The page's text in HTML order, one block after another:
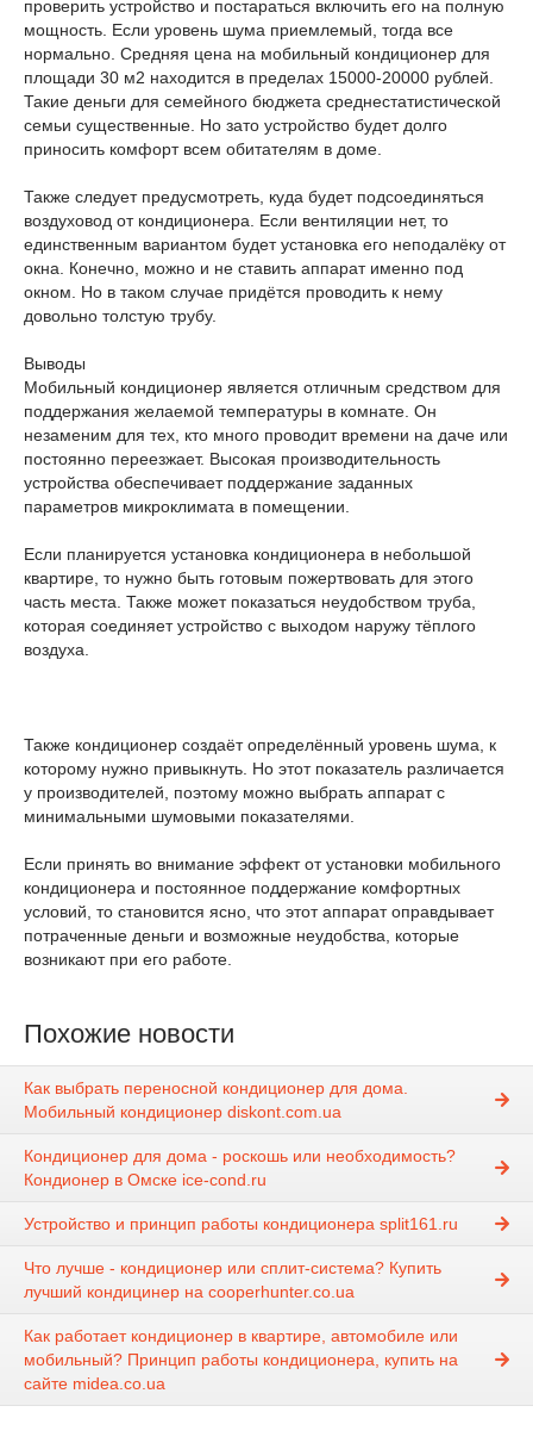
проверить устройство и постараться включить его на полную
мощность. Если уровень шума приемлемый, тогда все
нормально. Средняя цена на мобильный кондиционер для
площади 30 м2 находится в пределах 15000-20000 рублей.
Такие деньги для семейного бюджета среднестатистической
семьи существенные. Но зато устройство будет долго
приносить комфорт всем обитателям в доме.
Также следует предусмотреть, куда будет подсоединяться
воздуховод от кондиционера. Если вентиляции нет, то
единственным вариантом будет установка его неподалёку от
окна. Конечно, можно и не ставить аппарат именно под
окном. Но в таком случае придётся проводить к нему
довольно толстую трубу.
Выводы
Мобильный кондиционер является отличным средством для
поддержания желаемой температуры в комнате. Он
незаменим для тех, кто много проводит времени на даче или
постоянно переезжает. Высокая производительность
устройства обеспечивает поддержание заданных
параметров микроклимата в помещении.
Если планируется установка кондиционера в небольшой
квартире, то нужно быть готовым пожертвовать для этого
часть места. Также может показаться неудобством труба,
которая соединяет устройство с выходом наружу тёплого
воздуха.
Также кондиционер создаёт определённый уровень шума, к
которому нужно привыкнуть. Но этот показатель различается
у производителей, поэтому можно выбрать аппарат с
минимальными шумовыми показателями.
Если принять во внимание эффект от установки мобильного
кондиционера и постоянное поддержание комфортных
условий, то становится ясно, что этот аппарат оправдывает
потраченные деньги и возможные неудобства, которые
возникают при его работе.
Похожие новости
Как выбрать переносной кондиционер для дома.
Мобильный кондиционер diskont.com.ua
Кондиционер для дома - роскошь или необходимость?
Кондионер в Омске ice-cond.ru
Устройство и принцип работы кондиционера split161.ru
Что лучше - кондиционер или сплит-система? Купить
лучший кондицинер на cooperhunter.co.ua
Как работает кондиционер в квартире, автомобиле или
мобильный? Принцип работы кондиционера, купить на
сайте midea.co.ua